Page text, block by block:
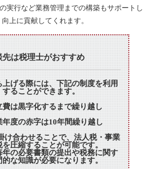
実行など業務管理までの構築もサポートし
上に貢献してくれます。
先は税理士がおすすめ
上げる際には、下記の制度を利用
することができます。
は黒字化するまで繰り越し
度の赤字は10年間繰り越し
け合わせることで、法人税・事業
を圧縮することが可能です。
年の必要書類の提出や税務に関す
的な知識が必要になります。